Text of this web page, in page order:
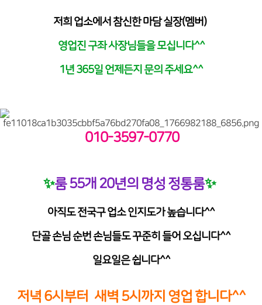
저희 업소에서 참신한 마담 실장(멤버)
영업진 구좌 사장님들을 모십니다^^
1년 365일 언제든지 문의 주세요^^
010-3597-0770
✨룸 55개 20년의 명성 정통룸✨
아직도 전국구 업소 인지도가 높습니다^^
단골 손님 순번 손님들도 꾸준히 들어 오십니다^^
일요일은 쉽니다^^
저녁 6시부터 새벽 5시까지 영업 합니다^^